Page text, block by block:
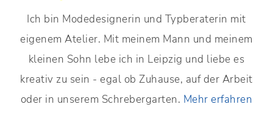
Ich bin Modedesignerin und Typberaterin mit
eigenem Atelier. Mit meinem Mann und meinem
kleinen Sohn lebe ich in Leipzig und liebe es
kreativ zu sein - egal ob Zuhause, auf der Arbeit
oder in unserem Schrebergarten. Mehr erfahren